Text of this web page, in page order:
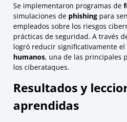
Se implementaron programas de
simulaciones de phishingpara
empleados sobre los riesgos
prácticas de seguridad. A través
logró reducir significativamente el
humanos, una de las principales
los ciberataques.
Resultados y
aprendidas